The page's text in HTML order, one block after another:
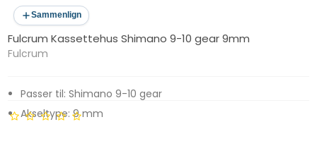
Sammenlign
Fulcrum Kassettehus Shimano 9-10 gear 9mm
Fulcrum
Passer til: Shimano 9-10 gear
Akseltype: 9 mm